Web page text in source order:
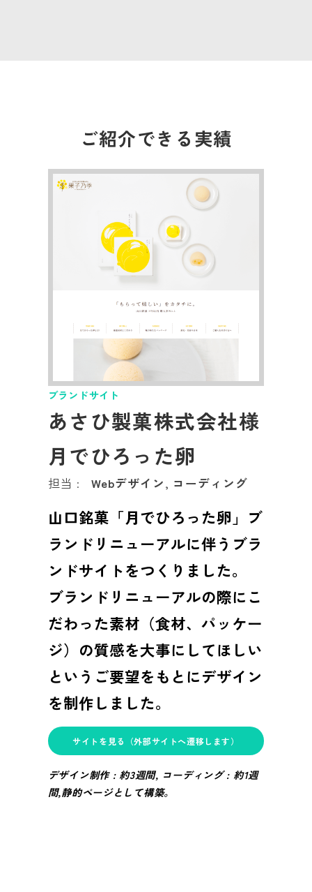
ご紹介できる実績
ブランドサイト
あさひ製菓株式会社様
月でひろった卵
担当 : Webデザイン, コーディング
山口銘菓「月でひろった卵」ブ
ランドリニューアルに伴うブラ
ンドサイトをつくりました。
ブランドリニューアルの際にこ
だわった素材（食材、パッケー
ジ）の質感を大事にしてほしい
というご要望をもとにデザイン
を制作しました。
サイトを見る（外部サイトへ遷移します）
デザイン制作 : 約3週間, コーディング : 約1週
間,静的ページとして構築。